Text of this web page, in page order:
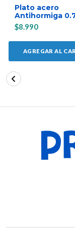
Plato acero
Antihormiga
$8.990
AGREGAR AL